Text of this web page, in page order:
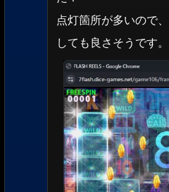
点灯箇所が多いので
しても良さそうです。